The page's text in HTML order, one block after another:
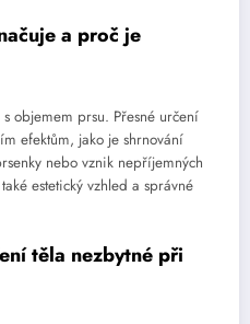
a proč je
objemem prsu. Přesné určení
efektům, jako je shrnování
nebo vznik nepříjemných
estetický vzhled a správné
těla nezbytné při